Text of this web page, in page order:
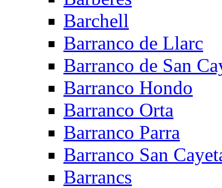
Barchell
Barranco de Llarc
Barranco de San
Barranco Hondo
Barranco Orta
Barranco Parra
Barranco San
Barrancs